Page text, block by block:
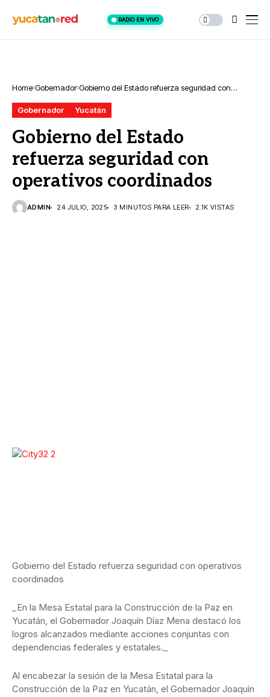
RADIO EN VIVO
Home Gobernador Gobierno del Estado refuerza seguridad con
Gobernador
Yucatán
Gobierno del Estado
refuerza seguridad con
operativos coordinados
ADMIN 24 JULIO, 2025 3 MINUTOS PARA LEER 2.1K VISTAS
Gobierno del Estado refuerza seguridad con operativos
coordinados
_En la Mesa Estatal para la Construcción de la Paz en
Yucatán, el Gobernador Joaquín Díaz Mena destacó los
logros alcanzados mediante acciones conjuntas con
dependencias federales y estatales._
Al encabezar la sesión de la Mesa Estatal para la
Construcción de la Paz en Yucatán, el Gobernador Joaquín